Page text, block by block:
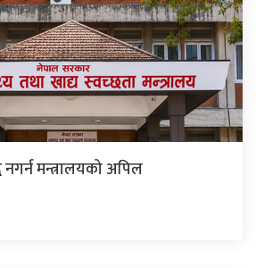
मन्त्रालयको अपिल